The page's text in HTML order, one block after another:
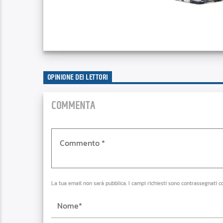
OPINIONE DEI LETTORI
COMMENTA
La tua email non sarà pubblica. I campi richiesti sono contrassegnati